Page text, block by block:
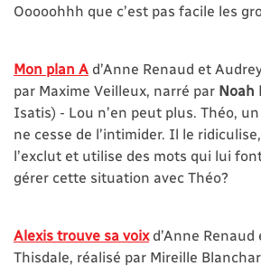
Ooooohhh que c’est pas facile les
Mon plan A d’Anne Renaud et
par Maxime Veilleux, narré par Noah
Isatis) - Lou n’en peut plus. Théo, un
ne cesse de l’intimider. Il le
l’exclut et utilise des mots qui lui
gérer cette situation avec Théo?
Alexis trouve sa voix d’Anne
Thisdale, réalisé par Mireille